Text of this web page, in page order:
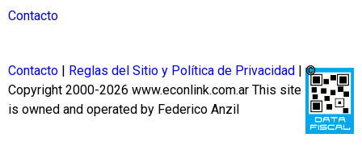
Contacto
Contacto Reglas del Sitio y Política de Privacidad
| ©
Copyright 2000-2026 www.econlink.com.ar This site
is owned and operated by Federico Anzil